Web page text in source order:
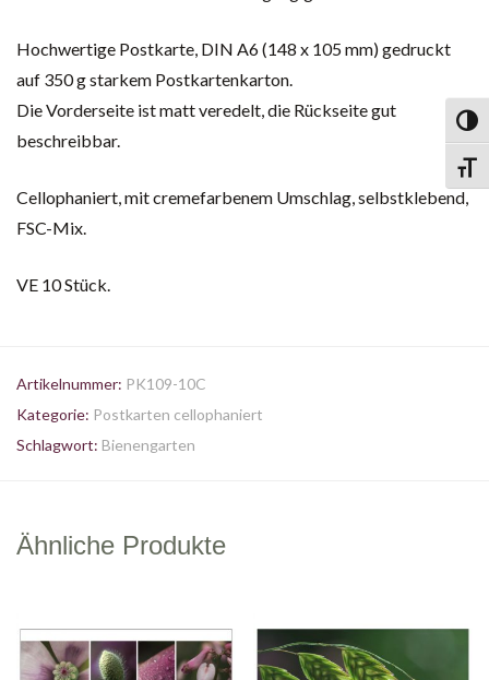
Hochwertige Postkarte, DIN A6 (148 x 105 mm) gedruckt
auf 350 g starkem Postkartenkarton.
Die Vorderseite ist matt veredelt, die Rückseite gut
beschreibbar.
Cellophaniert, mit cremefarbenem Umschlag, selbstklebend,
FSC-Mix.
VE 10 Stück.
Artikelnummer: PK109-10C
Kategorie: Postkarten cellophaniert
Schlagwort: Bienengarten
Ähnliche Produkte